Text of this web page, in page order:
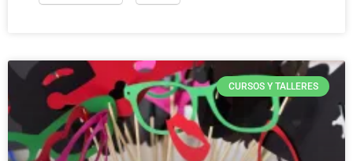
CURSOS Y TALLERES